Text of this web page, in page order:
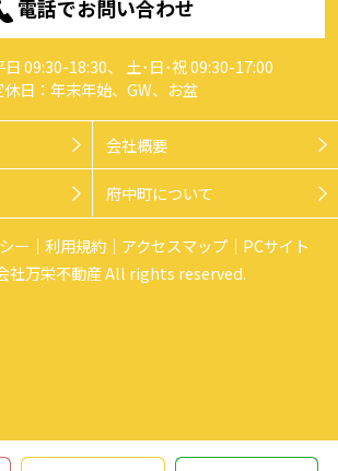
電話でお問い合わせ
09:30-18:30、 土･日･祝 09:30-17:00
休日：年末年始、GW、お盆
会社概要
府中町について
ー 利用規約 アクセスマップ
PCサイト
社万栄不動産 All rights reserved.